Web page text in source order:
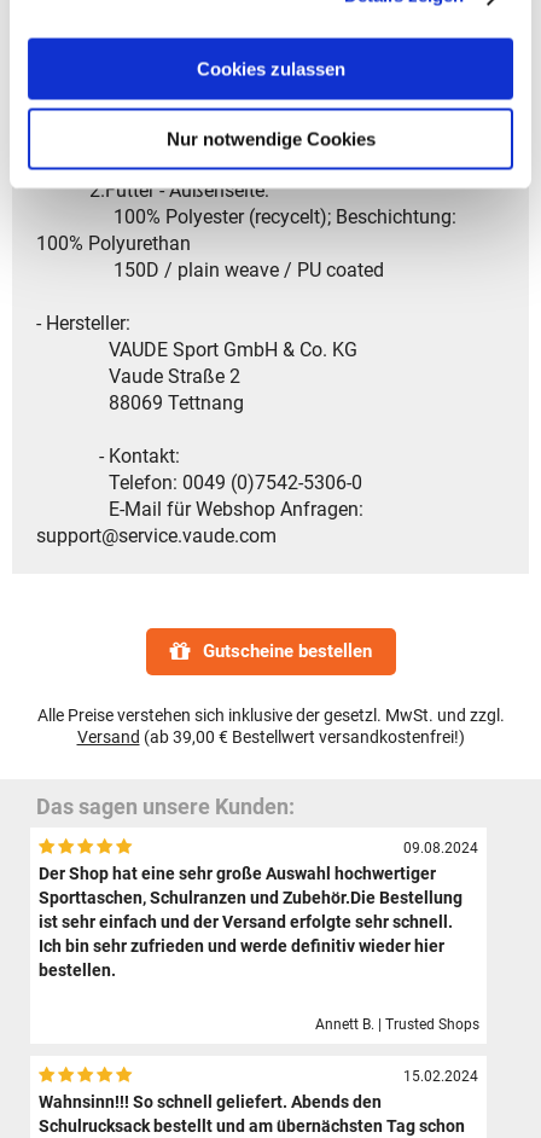
Cookies zulassen
Nur notwendige Cookies
- Material: 1.Hauptstoff :
100% Polyester (recycelt)
600D / PU coated / plain weave
2.Futter - Außenseite:
100% Polyester (recycelt); Beschichtung:
100% Polyurethan
150D / plain weave / PU coated
- Hersteller:
VAUDE Sport GmbH & Co. KG
Vaude Straße 2
88069 Tettnang
- Kontakt:
Telefon: 0049 (0)7542-5306-0
E-Mail für Webshop Anfragen:
support@service.vaude.com
Gutscheine bestellen
Alle Preise verstehen sich inklusive der gesetzl. MwSt. und zzgl.
Versand (ab 39,00 € Bestellwert versandkostenfrei!)
Das sagen unsere Kunden:
09.08.2024
Der Shop hat eine sehr große Auswahl hochwertiger
Sporttaschen, Schulranzen und Zubehör.Die Bestellung
ist sehr einfach und der Versand erfolgte sehr schnell.
Ich bin sehr zufrieden und werde definitiv wieder hier
bestellen.
Annett B. | Trusted Shops
15.02.2024
Wahnsinn!!! So schnell geliefert. Abends den
Schulrucksack bestellt und am übernächsten Tag schon